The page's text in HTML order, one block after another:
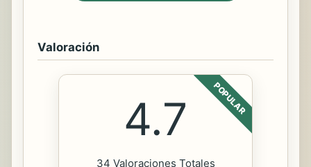
Valoración
POPULAR
4.7
34 Valoraciones Totales